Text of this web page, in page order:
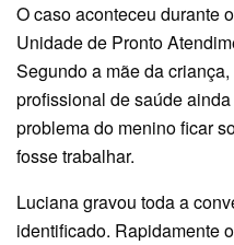
O caso aconteceu durante
Unidade de Pronto
Segundo a mãe da
profissional de saúde
problema do menino ficar
fosse trabalhar.
Luciana gravou toda a
identificado. Rapidamente